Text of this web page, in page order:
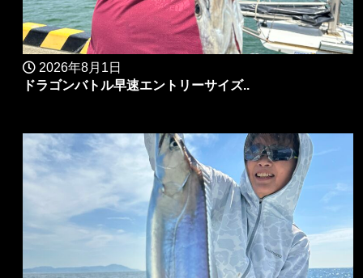
2026年8月1日
ドラゴンバトル早速エントリーサイズ..